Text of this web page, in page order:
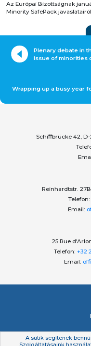
Az Európai Bizottságnak
Minority SafePack
Plenary debate in
issue of minorities
Wrapping up a busy year
Schiﬀbrücke 42,
Reinhardtstr.
Telefon:
Email:
25 Rue
Telefon: +32
Email:
A sütik segítenek
Szolgáltatásaink